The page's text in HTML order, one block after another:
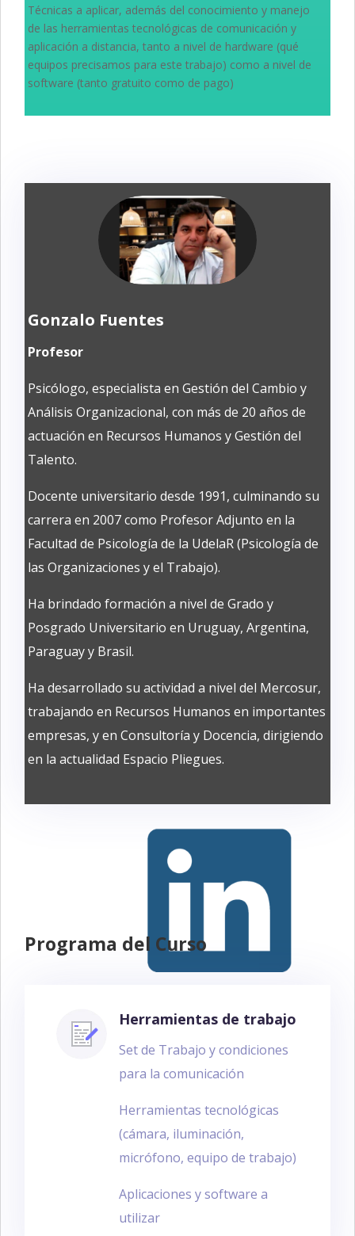
Técnicas a aplicar, además del conocimiento y manejo
de las herramientas tecnológicas de comunicación y
aplicación a distancia, tanto a nivel de hardware (qué
equipos precisamos para este trabajo) como a nivel de
software (tanto gratuito como de pago)
Gonzalo Fuentes
Profesor
Psicólogo, especialista en Gestión del Cambio y
Análisis Organizacional, con más de 20 años de
actuación en Recursos Humanos y Gestión del
Talento.
Docente universitario desde 1991, culminando su
carrera en 2007 como Profesor Adjunto en la
Facultad de Psicología de la UdelaR (Psicología de
las Organizaciones y el Trabajo).
Ha brindado formación a nivel de Grado y
Posgrado Universitario en Uruguay, Argentina,
Paraguay y Brasil.
Ha desarrollado su actividad a nivel del Mercosur,
trabajando en Recursos Humanos en importantes
empresas, y en Consultoría y Docencia, dirigiendo
en la actualidad Espacio Pliegues.
Programa del Curso
Herramientas de trabajo
Set de Trabajo y condiciones
para la comunicación
Herramientas tecnológicas
(cámara, iluminación,
micrófono, equipo de trabajo)
Aplicaciones y software a
utilizar